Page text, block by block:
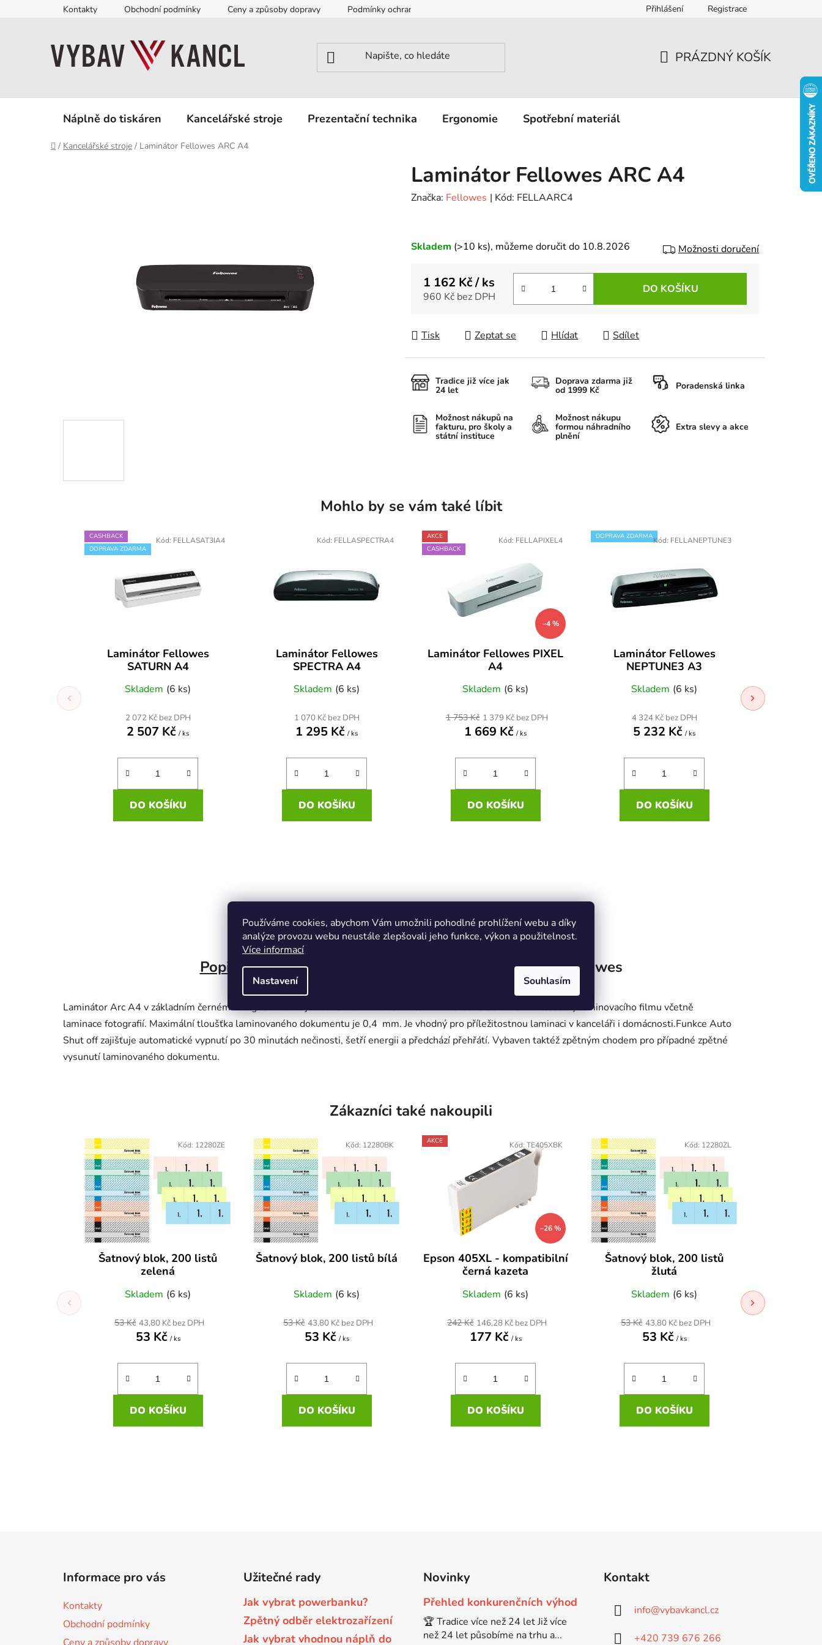
Používáme cookies, abychom Vám umožnili pohodlné prohlížení webu a díky
analýze provozu webu neustále zlepšovali jeho funkce, výkon a použitelnost.
Více informací
Nastavení Souhlasím
Kontakty Obchodní podmínky Ceny a způsoby dopravy Podmínky ochrany osobních údajů Přihlášení Registrace
KOŠÍK
PRÁZDNÝ KOŠÍK
Náplně do tiskáren Kancelářské stroje Prezentační technika Ergonomie Spotřební materiál
Domů
/ Kancelářské stroje / Laminátor Fellowes ARC A4
Laminátor Fellowes ARC A4
Značka: Fellowes | Kód: FELLAARC4
Možnosti doručení
Skladem (>10 ks), můžeme doručit do 10.8.2026
1 162 Kč/ ks
960 Kč bez DPH
DO KOŠÍKU
Tisk Zeptat se Hlídat Sdílet
Tradice již více jak
24 let
Doprava zdarma již
od 1999 Kč Poradenská linka
Možnost nákupů na
fakturu, pro školy a
státní instituce
Možnost nákupu
formou náhradního
plnění
Extra slevy a akce
Mohlo by se vám také líbit
CASHBACK
DOPRAVA ZDARMA
Laminátor Fellowes
SATURN A4
Skladem (6 ks)
2 072 Kč bez DPH
2 507 Kč / ks
DO KOŠÍKU
Kód: FELLASAT3IA4
Laminátor Fellowes
SPECTRA A4
Skladem (6 ks)
1 070 Kč bez DPH
1 295 Kč / ks
DO KOŠÍKU
Kód: FELLASPECTRA4
AKCE
CASHBACK
–4 %
Laminátor Fellowes PIXEL
A4
Skladem (6 ks)
1 379 Kč bez DPH
1 669 Kč / ks
1 753 Kč
DO KOŠÍKU
Kód: FELLAPIXEL4 DOPRAVA ZDARMA
Laminátor Fellowes
NEPTUNE3 A3
Skladem (6 ks)
4 324 Kč bez DPH
5 232 Kč / ks
DO KOŠÍKU
Kód: FELLANEPTUNE3
Popis Parametry ZnačkaFellowes
Laminátor Arc A4 v základním černém designu umožňuje kvalitní laminaci formátu A4 v rozsahu 80-125 mic tloušťky laminovacího filmu včetně
laminace fotografií. Maximální tloušťka laminovaného dokumentu je 0,4 mm. Je vhodný pro příležitostnou laminaci v kanceláři i domácnosti.Funkce Auto
Shut off zajišťuje automatické vypnutí po 30 minutách nečinosti, šetří energii a předchází přehřátí. Vybaven taktéž zpětným chodem pro případné zpětné
vysunutí laminovaného dokumentu.
Zákazníci také nakoupili
Šatnový blok, 200 listů
zelená
Skladem (6 ks)
43,80 Kč bez DPH
53 Kč / ks
53 Kč
DO KOŠÍKU
Kód: 12280ZE
Šatnový blok, 200 listů bílá
Skladem (6 ks)
43,80 Kč bez DPH
53 Kč / ks
53 Kč
DO KOŠÍKU
Kód: 12280BK AKCE
–26 %
Epson 405XL - kompatibilní
černá kazeta
Skladem (6 ks)
146,28 Kč bez DPH
177 Kč / ks
242 Kč
DO KOŠÍKU
Kód:TE405XBK
Šatnový blok, 200 listů
žlutá
Skladem (6 ks)
43,80 Kč bez DPH
53 Kč / ks
53 Kč
DO KOŠÍKU
Kód: 12280ZL
Informace pro vás
Kontakty
Obchodní podmínky
Užitečné rady
Jak vybrat powerbanku?
Zpětný odběr elektrozařízení
Jak vybrat vhodnou náplň do
Novinky
Přehled konkurenčních výhod
🏆 Tradice více než 24 let Již více
než 24 let působíme na trhu a...
Kontakt
info@vybavkancl.cz
+420 739 676 266